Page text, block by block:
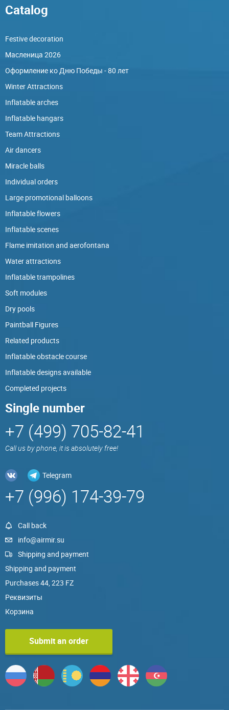
Catalog
Festive decoration
Масленица 2026
Оформление ко Дню Победы - 80 лет
Winter Attractions
Inflatable arches
Inflatable hangars
Team Attractions
Air dancers
Miracle balls
Individual orders
Large promotional balloons
Inflatable flowers
Inflatable scenes
Flame imitation and aerofontana
Water attractions
Inflatable trampolines
Soft modules
Dry pools
Paintball Figures
Related products
Inflatable obstacle course
Inflatable designs available
Completed projects
Single number
+7 (499) 705-82-41
Call us by phone, it is absolutely free!
Telegram
+7 (996) 174-39-79
Call back
info@airmir.su
Shipping and payment
Shipping and payment
Purchases 44, 223 FZ
Реквизиты
Корзина
Submit an order